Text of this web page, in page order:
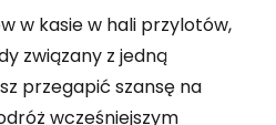
w kasie w hali przylotów,
związany z jedną
przegapić szansę na
wcześniejszym